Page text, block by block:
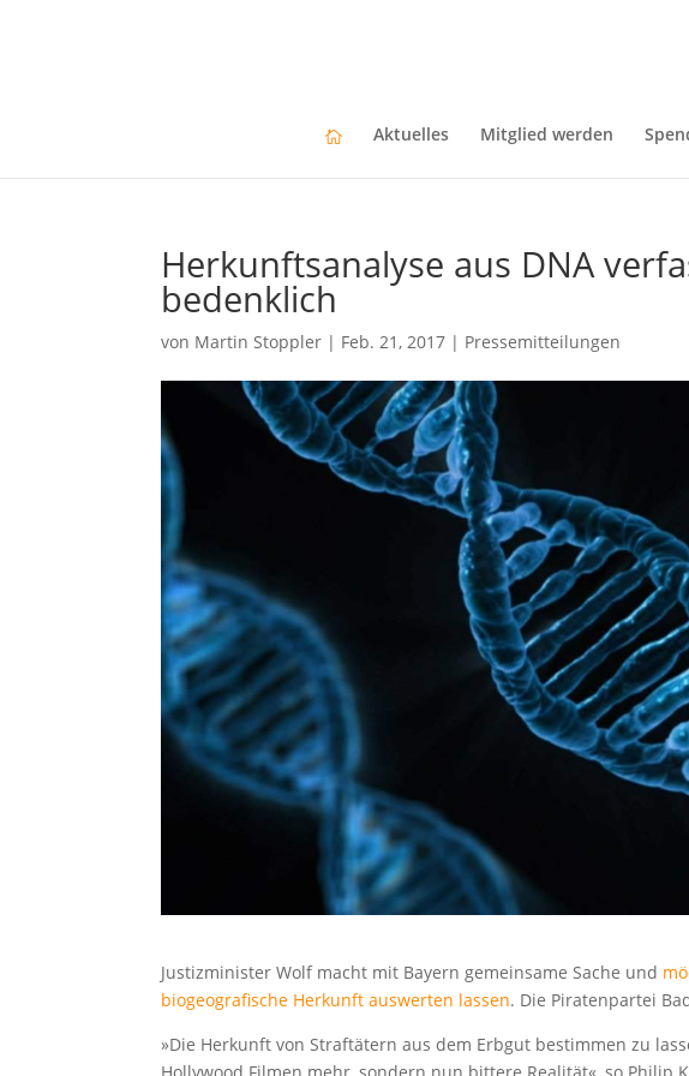
Aktuelles Mitglied werden
Herkunftsanalyse aus DNA
bedenklich
von Martin Stoppler | Feb. 21, 2017 | Pressemitteilungen
Justizminister Wolf macht mit Bayern gemeinsame Sache und
biogeografische Herkunft auswerten lassen. Die Piratenpartei
»Die Herkunft von Straftätern aus dem Erbgut bestimmen zu